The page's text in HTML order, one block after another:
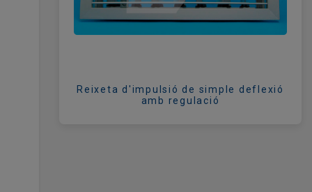
Reixeta d'impulsió de simple deflexió
amb regulació